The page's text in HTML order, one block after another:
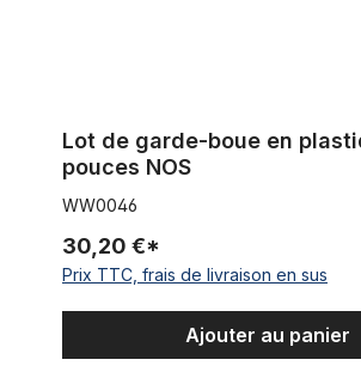
Lot de garde-boue en
pouces NOS
WW0046
30,20 €*
Prix TTC, frais de livraison en sus
Ajouter au panier